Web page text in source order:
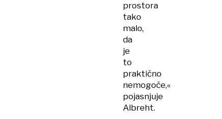
prostora
tako
malo,
da
je
to
praktično
nemogoče,«
pojasnjuje
Albreht.